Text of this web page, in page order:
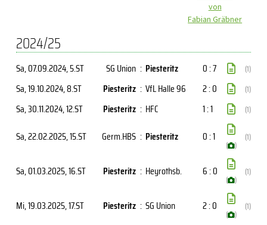
von
Fabian Gräbner
2024/25
Sa, 07.09.2024, 5.ST SG Union : Piesteritz 0 : 7 (1)
Sa, 19.10.2024, 8.ST Piesteritz : VfL Halle 96 2 : 0 (1)
Sa, 30.11.2024, 12.ST Piesteritz : HFC 1 : 1 (1)
Sa, 22.02.2025, 15.ST Germ.HBS : Piesteritz 0 : 1
( )
(1)
Sa, 01.03.2025, 16.ST Piesteritz : Heyrothsb. 6 : 0
( )
(1)
Mi, 19.03.2025, 17.ST Piesteritz : SG Union 2 : 0
( )
(1)